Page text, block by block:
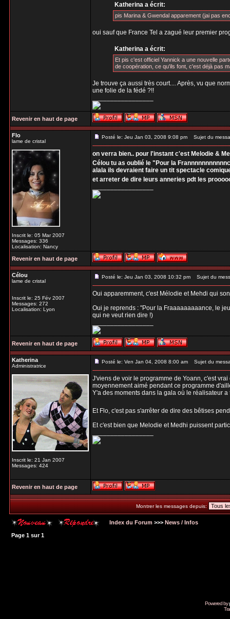
Katherina a écrit:
pis Marina & Gwendal apparement (jai pas
oui sauf que France Tel a zagué leur premier
Katherina a écrit:
Et pis c'est officiel Yannick a une nouvelle
de coopération, ce qu'ils font, c'est déjà pas
Je trouve ça aussi très court.... Après, vu que
une folie de la fédé ?!!
_________________
Revenir en haut de page
Flo
lame de cristal
Inscrit le: 05 Mar 2007
Messages: 336
Localisation: Nancy
Posté le: Jeu Jan 03, 2008 9:08 pm Sujet du
on verra bien.. pour l'instant c'est Melodie &
Célou tu as oublié le "Pour la
alala ils devraient faire un tit spectacle
et arreter de dire leurs anneries pdt les
_________________
Revenir en haut de page
Célou
lame de cristal
Inscrit le: 25 Fév 2007
Messages: 272
Localisation: Lyon
Posté le: Jeu Jan 03, 2008 10:32 pm Sujet du
Oui apparemment, c'est Mélodie et Mehdi qui
Oui je reprends : "Pour la Fraaaaaaaaance, le
qui ne veut rien dire !)
_________________
Revenir en haut de page
Katherina
Administratrice
Inscrit le: 21 Jan 2007
Messages: 424
Posté le: Ven Jan 04, 2008 8:00 am Sujet du
J'viens de voir le programme de Yoann, c'est
moyennement aimé pendant ce programme
Y'a des moments dans la gala où le réalisateur
Et Flo, c'est pas s'arrêter de dire des bêtises
Et c'est bien que Melodie et Medhi puissent
_________________
Revenir en haut de page
Montrer les messages depuis:
Index du Forum >>> News / Infos
Page 1 sur1
Powered by